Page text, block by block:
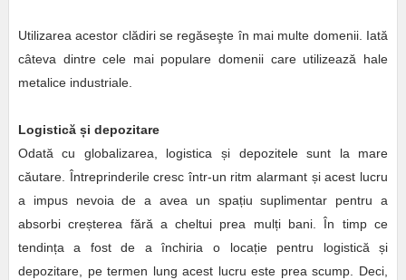
Utilizarea acestor clădiri se regăseşte în mai multe domenii. Iată
câteva dintre cele mai populare domenii care utilizează hale
metalice industriale.
Logistică și depozitare
Odată cu globalizarea, logistica și depozitele sunt la mare
căutare. Întreprinderile cresc într-un ritm alarmant și acest lucru
a impus nevoia de a avea un spațiu suplimentar pentru a
absorbi creșterea fără a cheltui prea mulți bani. În timp ce
tendința a fost de a închiria o locație pentru logistică și
depozitare, pe termen lung acest lucru este prea scump. Deci,